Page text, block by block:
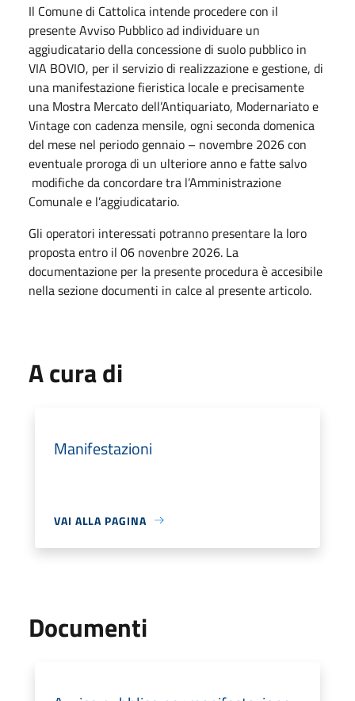
Il Comune di Cattolica intende procedere con il
presente Avviso Pubblico ad individuare un
aggiudicatario della concessione di suolo pubblico in
VIA BOVIO, per il servizio di realizzazione e gestione, di
una manifestazione fieristica locale e precisamente
una Mostra Mercato dell’Antiquariato, Modernariato e
Vintage con cadenza mensile, ogni seconda domenica
del mese nel periodo gennaio – novembre 2026 con
eventuale proroga di un ulteriore anno e fatte salvo
modifiche da concordare tra l’Amministrazione
Comunale e l’aggiudicatario.
Gli operatori interessati potranno presentare la loro
proposta entro il 06 novenbre 2026. La
documentazione per la presente procedura è accesibile
nella sezione documenti in calce al presente articolo.
A cura di
Manifestazioni
VAI ALLA PAGINA
Documenti